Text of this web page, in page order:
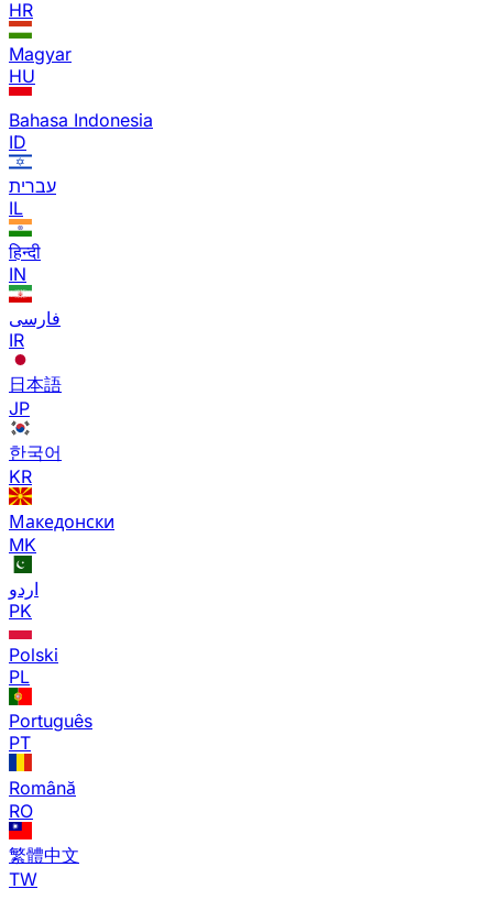
HR
Magyar
HU
Bahasa Indonesia
ID
עברית
IL
हिन्दी
IN
فارسی
IR
日本語
JP
한국어
KR
Македонски
MK
اردو
PK
Polski
PL
Português
PT
Română
RO
繁體中文
TW